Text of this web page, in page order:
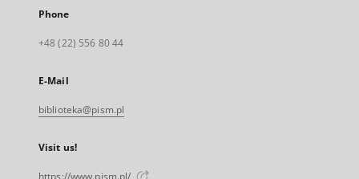
Phone
+48 (22) 556 80 44
E-Mail
biblioteka@pism.pl
Visit us!
https://www.pism.pl/